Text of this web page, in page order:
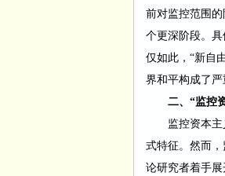
前对监控范围的
个更深阶段。
仅如此，“新自
界和平构成了严
二、 “监控
监控资本
式特征。然而
论研究者着手展